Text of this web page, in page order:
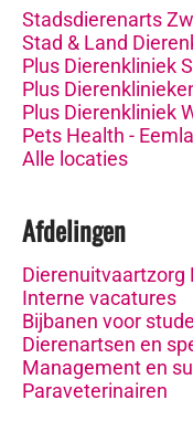
Stadsdierenarts
Stad & Land
Plus Dierenkliniek
Plus
Plus Dierenkliniek
Pets Health -
Alle locaties
Afdelingen
Dierenuitvaartzorg
Interne vacatures
Bijbanen voor
Dierenartsen en
Management en
Paraveterinairen